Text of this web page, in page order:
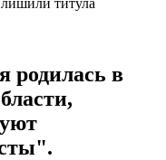
родилась в